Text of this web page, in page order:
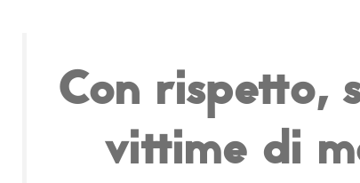
Con rispetto,
vittime di